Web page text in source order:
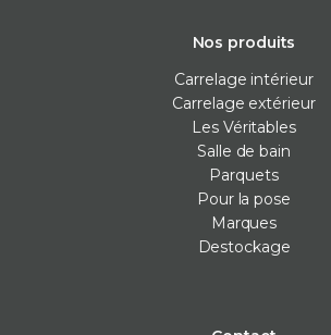
Nos produits
Carrelage intérieur
Carrelage extérieur
Les Véritables
Salle de bain
Parquets
Pour la pose
Marques
Destockage